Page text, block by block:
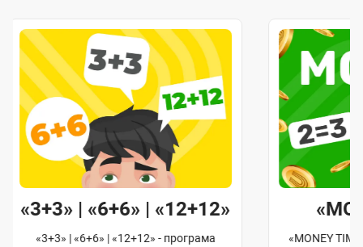
«3+3» | «6+6» | «12+12»
«3+3» | «6+6» | «12+12» - програма
«MONEY